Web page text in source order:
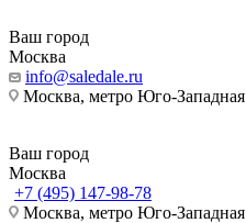
Ваш город
Москва
info@saledale.ru
Москва, метро Юго-Западная
Ваш город
Москва
+7 (495) 147-98-78
Москва, метро Юго-Западная